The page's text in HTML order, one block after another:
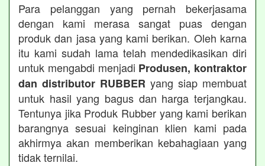
Para pelanggan yang pernah bekerjasama
dengan kami merasa sangat puas dengan
produk dan jasa yang kami berikan. Oleh karna
itu kami sudah lama telah mendedikasikan diri
untuk mengabdi menjadi Produsen, kontraktor
dan distributor RUBBER yang siap membuat
untuk hasil yang bagus dan harga terjangkau.
Tentunya jika Produk Rubber yang kami berikan
barangnya sesuai keinginan klien kami pada
akhirmya akan memberikan kebahagiaan yang
tidak ternilai.